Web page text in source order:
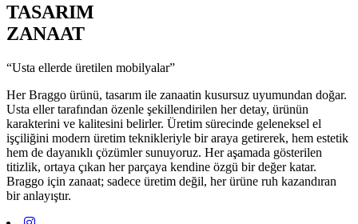
TASARIM
ZANAAT
“Usta ellerde üretilen mobilyalar”
Her Braggo ürünü, tasarım ile zanaatin kusursuz uyumundan doğar.
Usta eller tarafından özenle şekillendirilen her detay, ürünün
karakterini ve kalitesini belirler. Üretim sürecinde geleneksel el
işçiliğini modern üretim teknikleriyle bir araya getirerek, hem estetik
hem de dayanıklı çözümler sunuyoruz. Her aşamada gösterilen
titizlik, ortaya çıkan her parçaya kendine özgü bir değer katar.
Braggo için zanaat; sadece üretim değil, her ürüne ruh kazandıran
bir anlayıştır.